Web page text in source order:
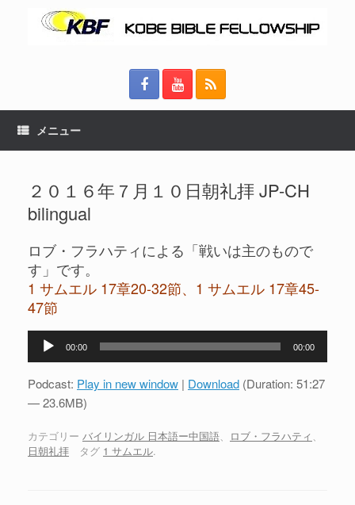
メニュー
２０１６年７月１０日朝礼拝 JP-CH
bilingual
ロブ・フラハティによる「戦いは主のもので
す」です。
1 サムエル 17章20-32節、1 サムエル 17章45-
47節
プ
ヤ
ー
00:00 00:00
Podcast: Play in new window | Download (Duration: 51:27
— 23.6MB)
カテゴリー バイリンガル 日本語ー中国語、 ロブ・フラハティ、
日朝礼拝 タグ 1 サムエル.